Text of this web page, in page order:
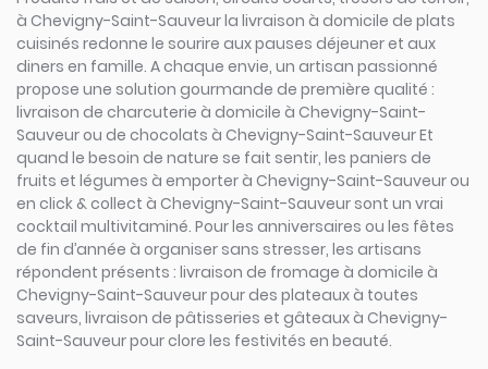
à Chevigny-Saint-Sauveur la livraison à domicile de plats
cuisinés redonne le sourire aux pauses déjeuner et aux
diners en famille. A chaque envie, un artisan passionné
propose une solution gourmande de première qualité :
livraison de charcuterie à domicile à Chevigny-Saint-
Sauveur ou de chocolats à Chevigny-Saint-Sauveur Et
quand le besoin de nature se fait sentir, les paniers de
fruits et légumes à emporter à Chevigny-Saint-Sauveur ou
en click & collect à Chevigny-Saint-Sauveur sont un vrai
cocktail multivitaminé. Pour les anniversaires ou les fêtes
de fin d’année à organiser sans stresser, les artisans
répondent présents : livraison de fromage à domicile à
Chevigny-Saint-Sauveur pour des plateaux à toutes
saveurs, livraison de pâtisseries et gâteaux à Chevigny-
Saint-Sauveur pour clore les festivités en beauté.